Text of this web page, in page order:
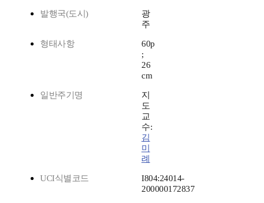
발행국(도시)
광
주
형태사항
60p
;
26
cm
일반주기명
지
도
교
수:
김
미
례
UCI식별코드
I804:24014-
200000172837